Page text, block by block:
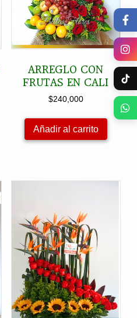
ARREGLO CON
FRUTAS EN CALI
$240,000
Añadir al carrito